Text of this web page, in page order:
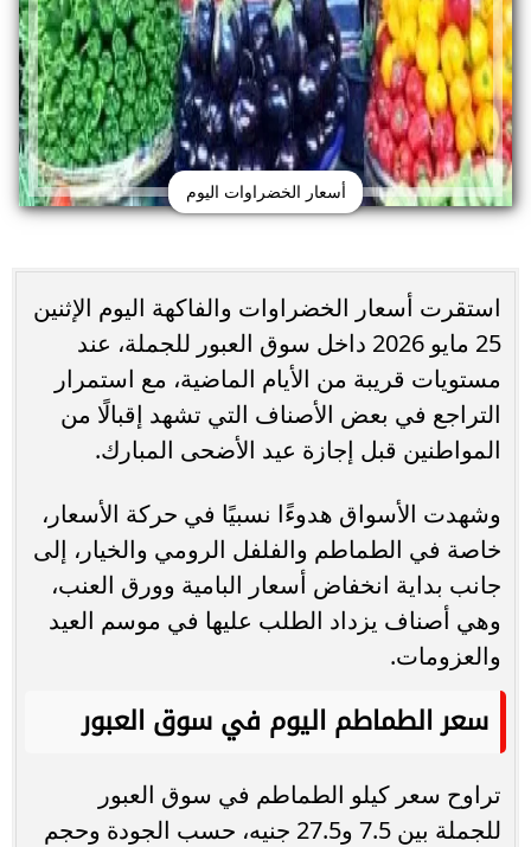
أسعار الخضراوات اليوم
استقرت أسعار الخضراوات والفاكهة اليوم الإثنين
25 مايو 2026 داخل سوق العبور للجملة، عند
مستويات قريبة من الأيام الماضية، مع استمرار
التراجع في بعض الأصناف التي تشهد إقبالًا من
المواطنين قبل إجازة عيد الأضحى المبارك.
وشهدت الأسواق هدوءًا نسبيًا في حركة الأسعار،
خاصة في الطماطم والفلفل الرومي والخيار، إلى
جانب بداية انخفاض أسعار البامية وورق العنب،
وهي أصناف يزداد الطلب عليها في موسم العيد
والعزومات.
سعر الطماطم اليوم في سوق العبور
تراوح سعر كيلو الطماطم في سوق العبور
للجملة بين 7.5 و27.5 جنيه، حسب الجودة وحجم